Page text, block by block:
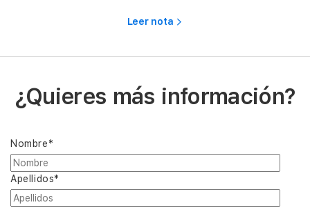
Leer nota
¿Quieres más información?
Nombre*
Apellidos*